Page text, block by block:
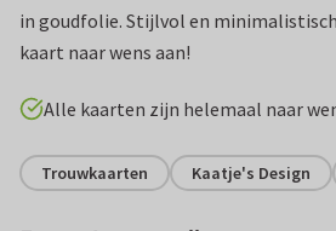
in goudfolie. Stijlvol en minimalistisch
kaart naar wens aan!
Alle kaarten zijn helemaal naar
Trouwkaarten Kaatje's Design